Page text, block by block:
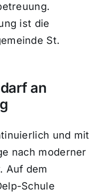
ist die
St.
an
und mit
nach moderner
Auf dem
Schule